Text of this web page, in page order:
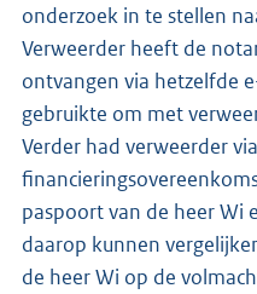
onderzoek in te stellen
Verweerder heeft de
ontvangen via hetzelfde
gebruikte om met
Verder had verweerder
paspoort van de heer Wi
daarop kunnen
de heer Wi op de